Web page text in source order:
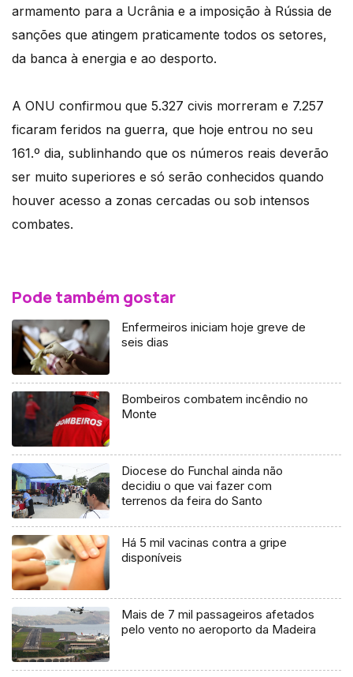
armamento para a Ucrânia e a imposição à Rússia de
sanções que atingem praticamente todos os setores,
da banca à energia e ao desporto.
A ONU confirmou que 5.327 civis morreram e 7.257
ficaram feridos na guerra, que hoje entrou no seu
161.º dia, sublinhando que os números reais deverão
ser muito superiores e só serão conhecidos quando
houver acesso a zonas cercadas ou sob intensos
combates.
Pode também gostar
Enfermeiros iniciam hoje greve de
seis dias
Bombeiros combatem incêndio no
Monte
Diocese do Funchal ainda não
decidiu o que vai fazer com
terrenos da feira do Santo
Há 5 mil vacinas contra a gripe
disponíveis
Mais de 7 mil passageiros afetados
pelo vento no aeroporto da Madeira